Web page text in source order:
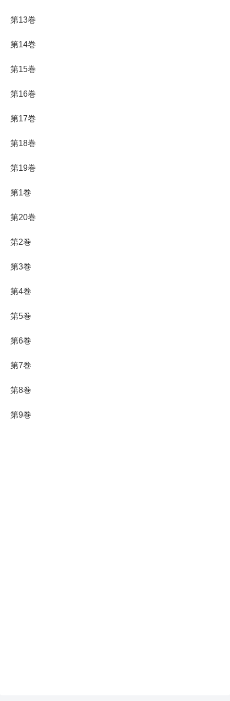
第13巻
第14巻
第15巻
第16巻
第17巻
第18巻
第19巻
第1巻
第20巻
第2巻
第3巻
第4巻
第5巻
第6巻
第7巻
第8巻
第9巻